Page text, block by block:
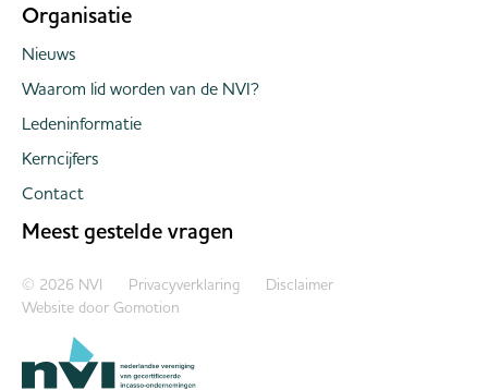
Organisatie
Nieuws
Waarom lid worden van de NVI?
Ledeninformatie
Kerncijfers
Contact
Meest gestelde vragen
Copyright navigation
© 2026 NVI Privacyverklaring
Disclaimer
Website door Gomotion